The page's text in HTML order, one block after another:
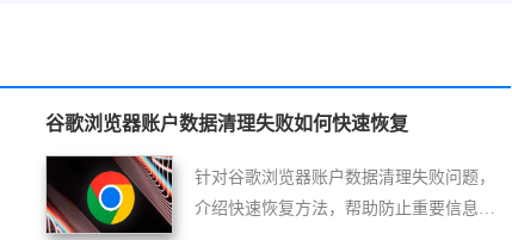
谷歌浏览器账户数据清理失败如何快速恢复
针对谷歌浏览器账户数据清理失败问题，
介绍快速恢复方法，帮助防止重要信息丢